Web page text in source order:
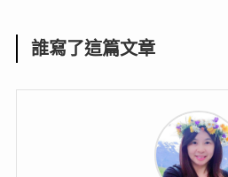
誰寫了這篇文章